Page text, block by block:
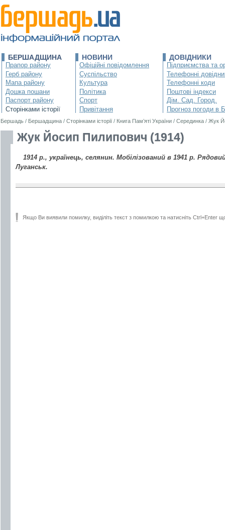
БЕРШАДЩИНА
Прапор району
Герб району
Мапа району
Дошка пошани
Паспорт району
Сторінками історії
НОВИНИ
Офіційні повідомлення
Суспільство
Культура
Політика
Спорт
Привітання
ДОВІДНИКИ
Підприємства та
Телефонні
Телефонні коди
Поштові індекси
Дім. Сад. Город.
Прогноз погоди в
Бершадь / Бершадщина / Сторінками історії / Книга Пам’яті України / Серединка / Жук
Жук Йосип Пилипович (1914)
1914 р., українець, селянин. Мобілізований в 1941 р.
Луганськ.
Якщо Ви виявили помилку, виділіть текст з помилкою та натисніть Ctrl+Enter